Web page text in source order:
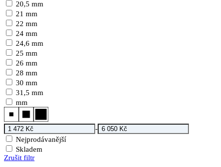
20,5 mm
21 mm
22 mm
24 mm
24,6 mm
25 mm
26 mm
28 mm
30 mm
31,5 mm
mm
-
Nejprodávanější
Skladem
Zrušit filtr